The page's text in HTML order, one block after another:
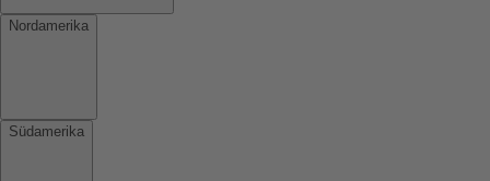
Nordamerika
Südamerika